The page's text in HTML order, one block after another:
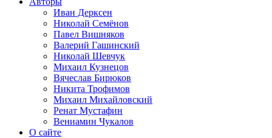
Иван Дерксен
Николай Семёнов
Павел Вишняков
Валерий Гашинский
Николай Шевчук
Михаил Кузнецов
Вячеслав Бирюков
Никита Трофимов
Михаил Михайловский
Ренат Мустафин
Вениамин Чукалов
О сайте